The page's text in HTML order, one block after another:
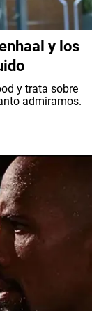
y los
y trata sobre
admiramos.